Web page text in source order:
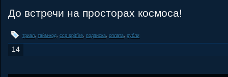
До встречи на просторах космоса!
триал, тайм-код, ccp spitfire, подписка, оплата, рубли
14